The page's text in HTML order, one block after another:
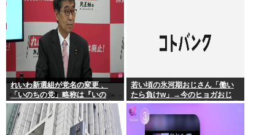
れいわ新選組が党名の変更 、
「いのちの党」略称は『いの
ち』 SNSではTIM・ゴルゴ松本
に言及「ゴルゴ出馬確定」「党
首は決まり」
若い頃の氷河期おじさん「働い
たら負けw」→今のヒョガおじ
「惣菜たけぇよ..」 自業自得で草